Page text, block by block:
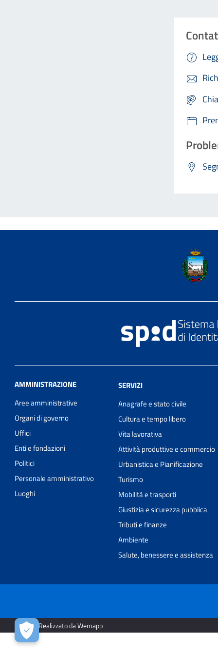
AMMINISTRAZIONE
Aree amministrative
Organi di governo
Uffici
Enti e fondazioni
Politici
Personale amministrativo
Luoghi
SERVIZI
Anagrafe e stato civile
Cultura e tempo libero
Vita lavorativa
Attività produttive e commercio
Urbanistica e Pianificazione
Turismo
Mobilità e trasporti
Giustizia e sicurezza pubblica
Tributi e finanze
Ambiente
Salute, benessere e assistenza
2026 | Realizzato da Wemapp